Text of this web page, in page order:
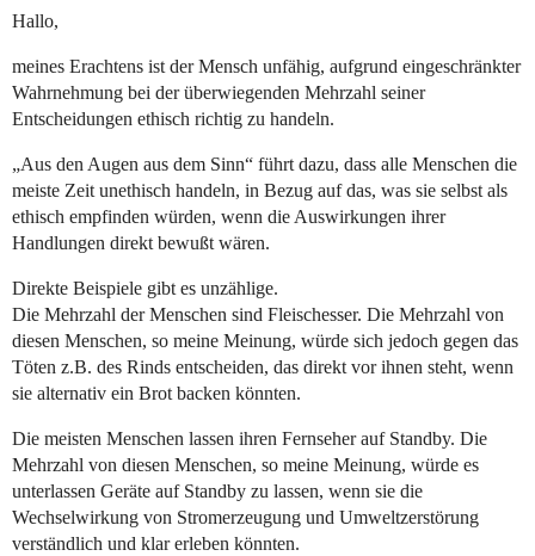
Hallo,
meines Erachtens ist der Mensch unfähig, aufgrund eingeschränkter
Wahrnehmung bei der überwiegenden Mehrzahl seiner
Entscheidungen ethisch richtig zu handeln.
„Aus den Augen aus dem Sinn“ führt dazu, dass alle Menschen die
meiste Zeit unethisch handeln, in Bezug auf das, was sie selbst als
ethisch empfinden würden, wenn die Auswirkungen ihrer
Handlungen direkt bewußt wären.
Direkte Beispiele gibt es unzählige.
Die Mehrzahl der Menschen sind Fleischesser. Die Mehrzahl von
diesen Menschen, so meine Meinung, würde sich jedoch gegen das
Töten z.B. des Rinds entscheiden, das direkt vor ihnen steht, wenn
sie alternativ ein Brot backen könnten.
Die meisten Menschen lassen ihren Fernseher auf Standby. Die
Mehrzahl von diesen Menschen, so meine Meinung, würde es
unterlassen Geräte auf Standby zu lassen, wenn sie die
Wechselwirkung von Stromerzeugung und Umweltzerstörung
verständlich und klar erleben könnten.